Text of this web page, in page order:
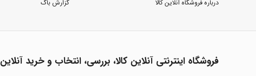
درباره فروشگاه آنلاین کالا
گزارش باگ
فروشگاه اینترنتی آنلاین کالا، بررسی، انتخاب و خرید آنلاین